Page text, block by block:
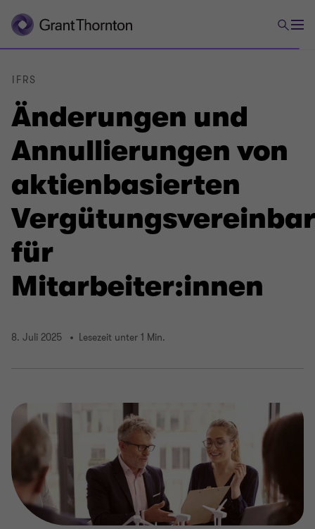
Änderungen und
Annullierungen von
aktienbasierten
für
Mitarbeiter:innen
IFRS
8. Juli 2025 Lesezeit unter 1 Min.